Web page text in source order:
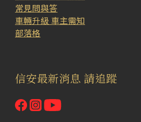
常見問與答
車輛升級 車主需知
部落格
信安最新消息 請追蹤